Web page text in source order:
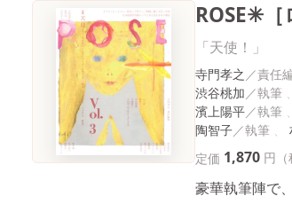
ROSE✳
「天使！」
寺門孝之
渋谷桃加
濱上陽平
陶智子
定価 1,870 円（
豪華執筆陣で